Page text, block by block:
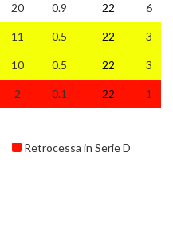
20 0.9 22 6
11 0.5 22 3
10 0.5 22 3
2 0.1 22 1
Retrocessa in Serie D